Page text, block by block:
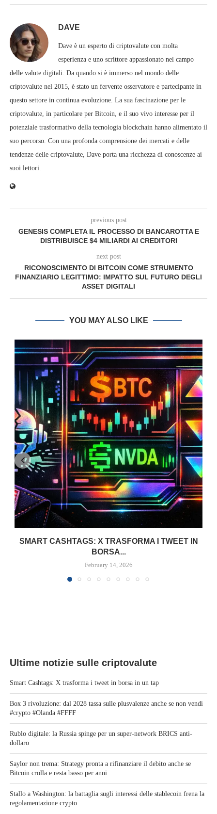
DAVE
Dave è un esperto di criptovalute con molta
esperienza e uno scrittore appassionato nel campo
delle valute digitali. Da quando si è immerso nel mondo delle
criptovalute nel 2015, è stato un fervente osservatore e partecipante in
questo settore in continua evoluzione. La sua fascinazione per le
criptovalute, in particolare per Bitcoin, e il suo vivo interesse per il
potenziale trasformativo della tecnologia blockchain hanno alimentato il
suo percorso. Con una profonda comprensione dei mercati e delle
tendenze delle criptovalute, Dave porta una ricchezza di conoscenze ai
suoi lettori.
previous post
GENESIS COMPLETA IL PROCESSO DI BANCAROTTA E
DISTRIBUISCE $4 MILIARDI AI CREDITORI
next post
RICONOSCIMENTO DI BITCOIN COME STRUMENTO
FINANZIARIO LEGITTIMO: IMPATTO SUL FUTURO DEGLI
ASSET DIGITALI
YOU MAY ALSO LIKE
SMART CASHTAGS: X TRASFORMA I TWEET IN
BORSA...
February 14, 2026
Ultime notizie sulle criptovalute
Smart Cashtags: X trasforma i tweet in borsa in un tap
Box 3 rivoluzione: dal 2028 tassa sulle plusvalenze anche se non vendi
#crypto #Olanda #FFFF
Rublo digitale: la Russia spinge per un super-network BRICS anti-
dollaro
Saylor non trema: Strategy pronta a rifinanziare il debito anche se
Bitcoin crolla e resta basso per anni
Stallo a Washington: la battaglia sugli interessi delle stablecoin frena la
regolamentazione crypto